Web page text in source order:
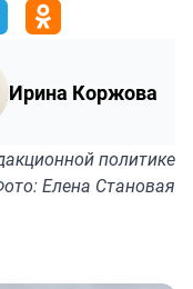
Ирина Коржова
политике
Елена Становая